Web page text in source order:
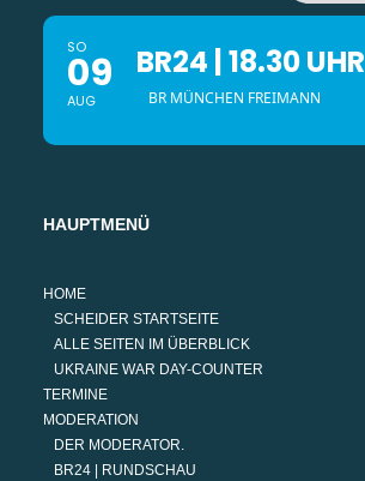
SO
09
AUG
BR24 | 18.30 UHR
BR MÜNCHEN FREIMANN
HAUPTMENÜ
HOME
SCHEIDER STARTSEITE
ALLE SEITEN IM ÜBERBLICK
UKRAINE WAR DAY-COUNTER
TERMINE
MODERATION
DER MODERATOR.
BR24 | RUNDSCHAU